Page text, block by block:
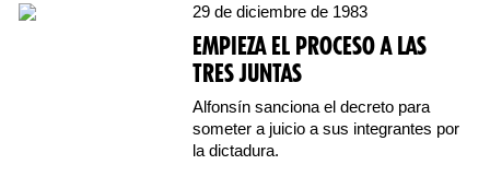
29 de diciembre de 1983
EMPIEZA EL PROCESO A LAS
TRES JUNTAS
Alfonsín sanciona el decreto para
someter a juicio a sus integrantes por
la dictadura.